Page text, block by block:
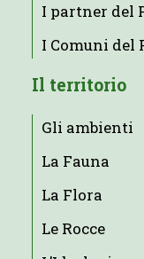
I partner del
I Comuni del
Il territorio
Gli ambienti
La Fauna
La Flora
Le Rocce